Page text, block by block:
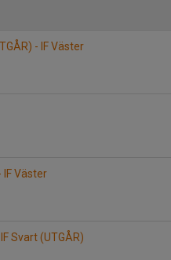
- IF Väster
IF Väster
Svart (UTGÅR)